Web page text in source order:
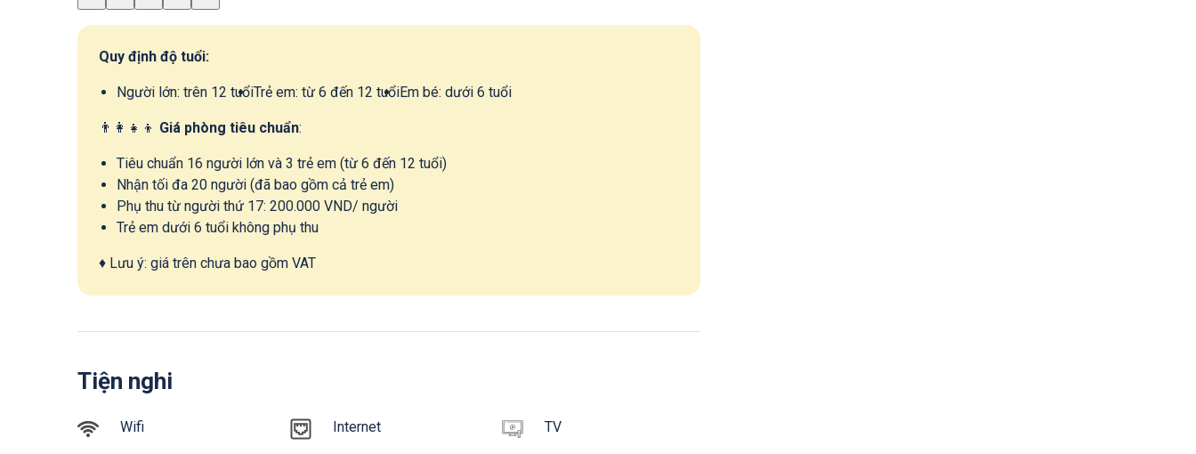
Quy định độ tuổi:
Người lớn: trên 12 tuổiTrẻ em: từ 6 đến 12 tuổiEm bé: dưới 6 tuổi
👨‍👩‍👧‍👦 Giá phòng tiêu chuẩn:
Tiêu chuẩn 16 người lớn và 3 trẻ em (từ 6 đến 12 tuổi)
Nhận tối đa 20 người (đã bao gồm cả trẻ em)
Phụ thu từ người thứ 17: 200.000 VND/ người
Trẻ em dưới 6 tuổi không phụ thu
♦️ Lưu ý: giá trên chưa bao gồm VAT
Tiện nghi
Wifi Internet TV